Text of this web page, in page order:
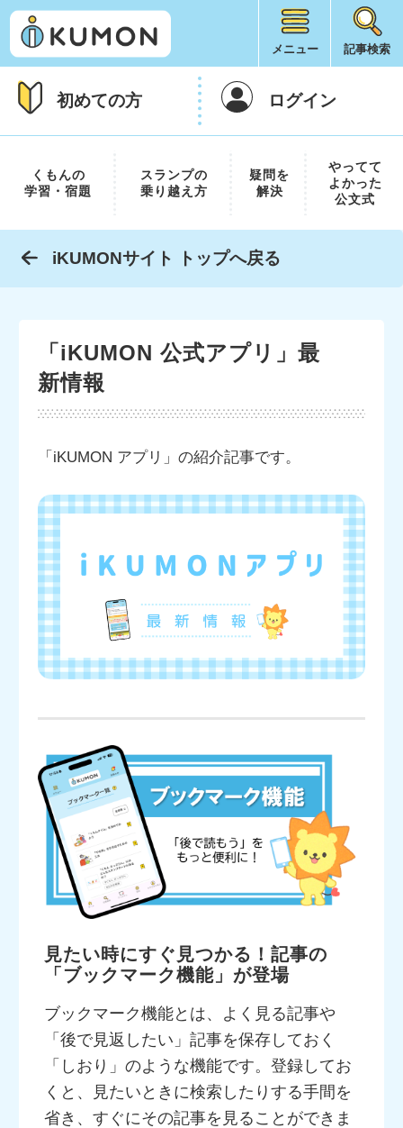
メニュー 記事検索
初めての方 ログイン
くもんの
学習・宿題
スランプの
乗り越え方
疑問を
解決
やってて
よかった
公文式
iKUMONサイト トップへ戻る
「iKUMON 公式アプリ」最
新情報
「iKUMON アプリ」の紹介記事です。
見たい時にすぐ見つかる！記事の
「ブックマーク機能」が登場
ブックマーク機能とは、よく見る記事や
「後で見返したい」記事を保存しておく
「しおり」のような機能です。登録してお
くと、見たいときに検索したりする手間を
省き、すぐにその記事を見ることができま